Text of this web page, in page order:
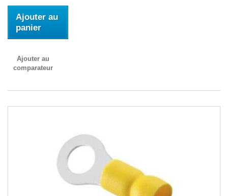
Ajouter au
panier
Ajouter au
comparateur